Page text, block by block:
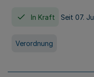
In Kraft Seit 07.
Verordnung